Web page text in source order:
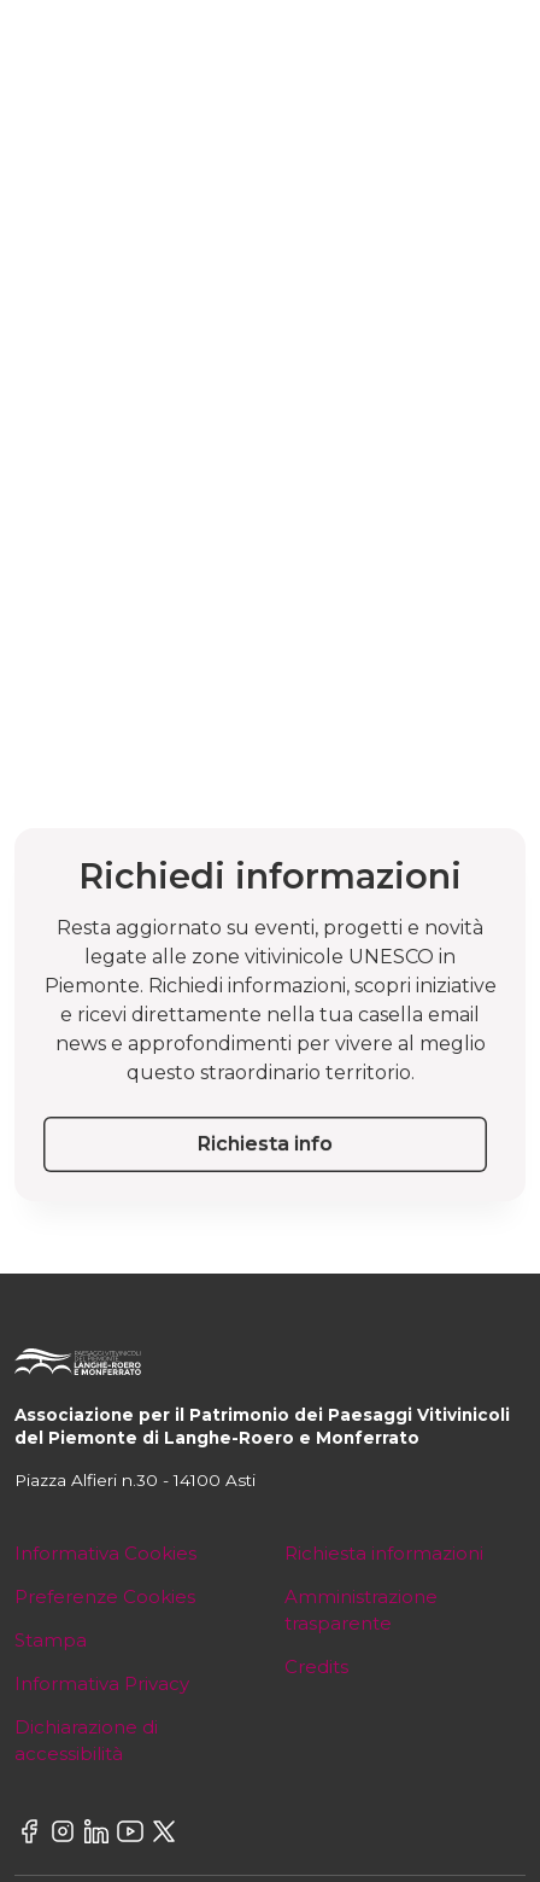
Richiedi informazioni
Resta aggiornato su eventi, progetti e novità
legate alle zone vitivinicole UNESCO in
Piemonte. Richiedi informazioni, scopri iniziative
e ricevi direttamente nella tua casella email
news e approfondimenti per vivere al meglio
questo straordinario territorio.
Richiesta info
Associazione per il Patrimonio dei Paesaggi Vitivinicoli
del Piemonte di Langhe-Roero e Monferrato
Piazza Alfieri n.30 - 14100 Asti
Informativa Cookies
Preferenze Cookies
Stampa
Informativa Privacy
Dichiarazione di
accessibilità
Richiesta informazioni
Amministrazione
trasparente
Credits